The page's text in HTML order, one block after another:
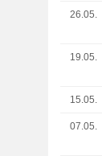
26.05.
19.05.
15.05.
07.05.